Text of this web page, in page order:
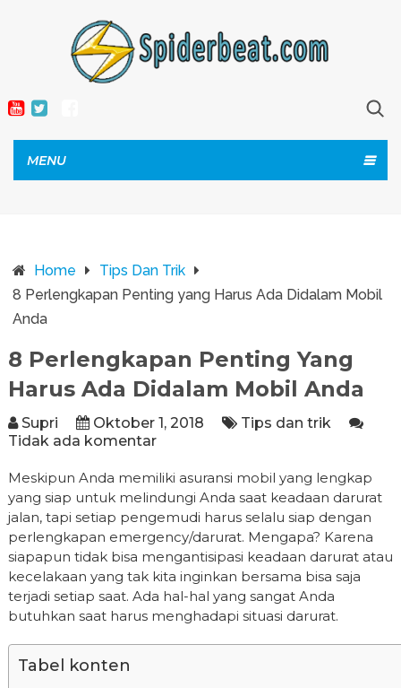
MENU
Home
Tips Dan Trik
8 Perlengkapan Penting yang Harus Ada Didalam Mobil
Anda
8 Perlengkapan Penting Yang
Harus Ada Didalam Mobil Anda
Supri Oktober 1, 2018
Tips dan trik
Tidak ada komentar
Meskipun Anda memiliki asuransi mobil yang lengkap
yang siap untuk melindungi Anda saat keadaan darurat
jalan, tapi setiap pengemudi harus selalu siap dengan
perlengkapan emergency/darurat. Mengapa? Karena
siapapun tidak bisa mengantisipasi keadaan darurat atau
kecelakaan yang tak kita inginkan bersama bisa saja
terjadi setiap saat. Ada hal-hal yang sangat Anda
butuhkan saat harus menghadapi situasi darurat.
Tabel konten